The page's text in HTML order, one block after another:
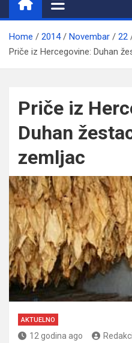
Home 2014 Novembar
22
Priče iz Hercegovine: Duhan
Priče iz
Duhan
zemljac
AKTUELNO
12 godina ago